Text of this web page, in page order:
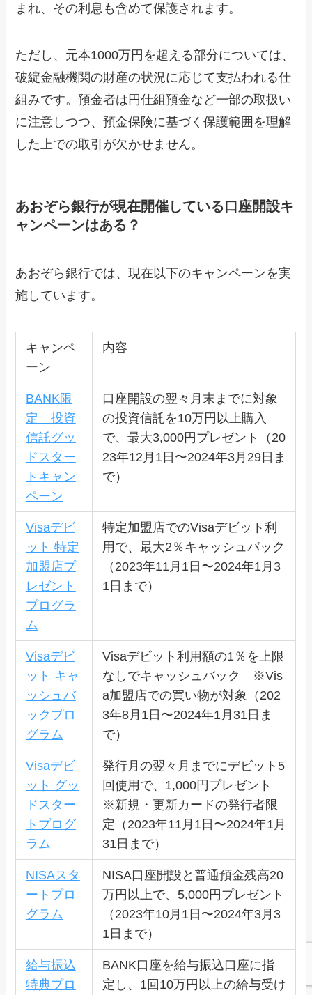
まれ、その利息も含めて保護されます。
ただし、元本1000万円を超える部分については、
破綻金融機関の財産の状況に応じて支払われる仕
組みです。預金者は円仕組預金など一部の取扱い
に注意しつつ、預金保険に基づく保護範囲を理解
した上での取引が欠かせません。
あおぞら銀行が現在開催している口座開設キ
ャンペーンはある？
あおぞら銀行では、現在以下のキャンペーンを実
施しています。
キャンペ
ーン
内容
BANK限
定 投資
信託グッ
ドスター
トキャン
ペーン
口座開設の翌々月末までに対象
の投資信託を10万円以上購入
で、最大3,000円プレゼント（20
23年12月1日〜2024年3月29日ま
で）
Visaデビ
ット 特定
加盟店プ
レゼント
プログラ
ム
特定加盟店でのVisaデビット利
用で、最大2％キャッシュバック
（2023年11月1日〜2024年1月3
1日まで）
Visaデビ
ット キャ
ッシュバ
ックプロ
グラム
Visaデビット利用額の1％を上限
なしでキャッシュバック ※Vis
a加盟店での買い物が対象（202
3年8月1日〜2024年1月31日ま
で）
Visaデビ
ット グッ
ドスター
トプログ
ラム
発行月の翌々月までにデビット5
回使用で、1,000円プレゼント
※新規・更新カードの発行者限
定（2023年11月1日〜2024年1月
31日まで）
NISAスタ
ートプロ
グラム
NISA口座開設と普通預金残高20
万円以上で、5,000円プレゼント
（2023年10月1日〜2024年3月3
1日まで）
給与振込
特典プロ
BANK口座を給与振込口座に指
定し、1回10万円以上の給与受け